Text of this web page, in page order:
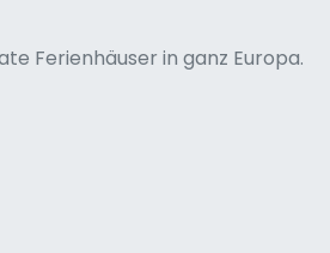
Ferienhäuser in ganz Europa.